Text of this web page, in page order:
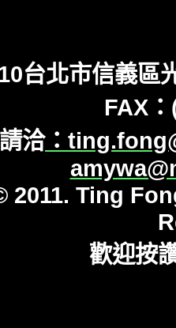
台北市信義區
FAX
洽：
2011. Ting
歡迎按